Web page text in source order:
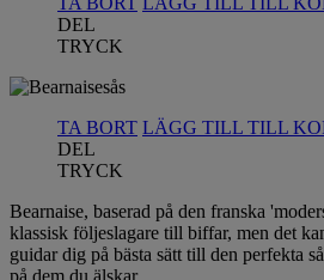
DEL
TRYCK
TA BORT LÄGG TILL TILL
DEL
TRYCK
Bearnaise, baserad på den franska
klassisk följeslagare till biffar, men det
guidar dig på bästa sätt till den perfekta
på dem du älskar.